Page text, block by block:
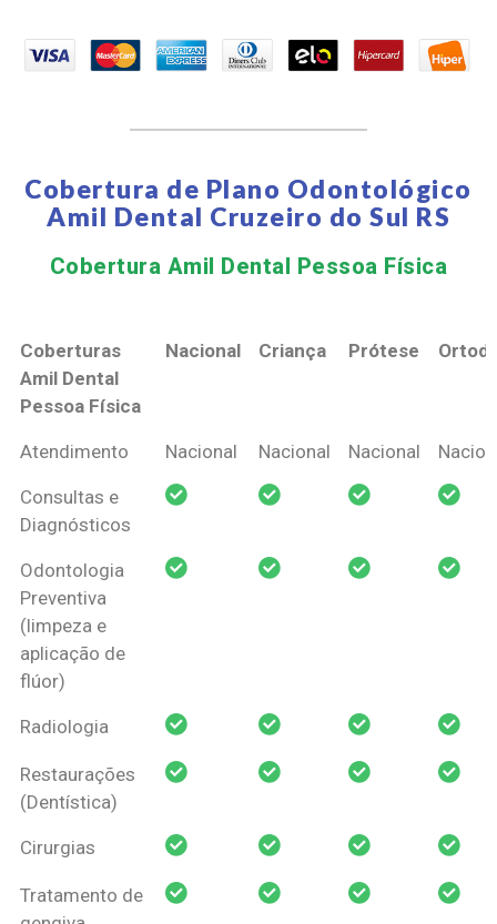
Cobertura de Plano Odontológico
Amil Dental Cruzeiro do Sul RS
Cobertura Amil Dental Pessoa Física​
Coberturas
Amil Dental
Pessoa Física
Nacional Criança Prótese
Coberturas
Pessoa Física
Nacional Criança Prótese
Atendimento Nacional Nacional Nacional
Consultas e
Diagnósticos
Odontologia
Preventiva
(limpeza e
aplicação de
flúor)
Radiologia
Restaurações
(Dentística)
Cirurgias
Tratamento de